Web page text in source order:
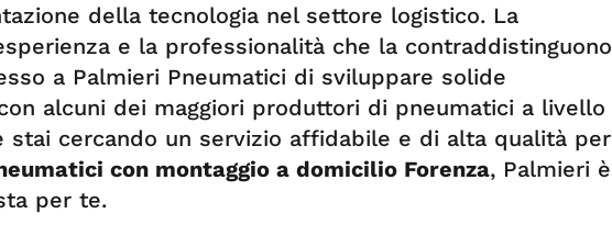
della tecnologia nel settore logistico. La
e la professionalità che la contraddistinguono
a Palmieri Pneumatici di sviluppare solide
alcuni dei maggiori produttori di pneumatici a livello
stai cercando un servizio affidabile e di alta qualità per
con montaggio a domicilio Forenza, Palmieri è
per te.